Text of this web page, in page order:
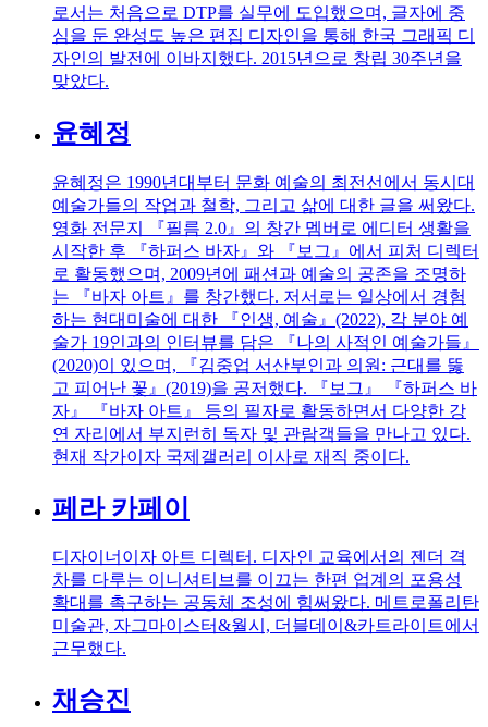
로서는 처음으로 DTP를 실무에 도입했으며, 글자에 중
심을 둔 완성도 높은 편집 디자인을 통해 한국 그래픽 디
자인의 발전에 이바지했다. 2015년으로 창립 30주년을
맞았다.
윤혜정
윤혜정은 1990년대부터 문화 예술의 최전선에서 동시대
예술가들의 작업과 철학, 그리고 삶에 대한 글을 써왔다.
영화 전문지 『필름 2.0』의 창간 멤버로 에디터 생활을
시작한 후 『하퍼스 바자』와 『보그』에서 피처 디렉터
로 활동했으며, 2009년에 패션과 예술의 공존을 조명하
는 『바자 아트』를 창간했다. 저서로는 일상에서 경험
하는 현대미술에 대한 『인생, 예술』(2022), 각 분야 예
술가 19인과의 인터뷰를 담은 『나의 사적인 예술가들』
(2020)이 있으며, 『김중업 서산부인과 의원: 근대를 뚫
고 피어난 꽃』(2019)을 공저했다. 『보그』 『하퍼스 바
자』 『바자 아트』 등의 필자로 활동하면서 다양한 강
연 자리에서 부지런히 독자 및 관람객들을 만나고 있다.
현재 작가이자 국제갤러리 이사로 재직 중이다.
페라 카페이
디자이너이자 아트 디렉터. 디자인 교육에서의 젠더 격
차를 다루는 이니셔티브를 이끄는 한편 업계의 포용성
확대를 촉구하는 공동체 조성에 힘써왔다. 메트로폴리탄
미술관, 자그마이스터&월시, 더블데이&카트라이트에서
근무했다.
채승진